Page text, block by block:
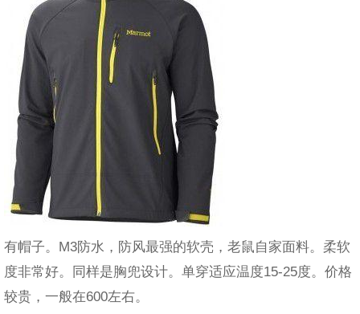
有帽子。M3防水，防风最强的软壳，老鼠自家面料。柔软
度非常好。同样是胸兜设计。单穿适应温度15-25度。价格
较贵，一般在600左右。